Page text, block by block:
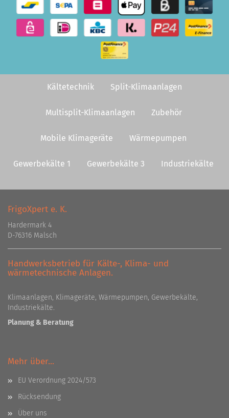
Kältetechnik Split-Klimaanlagen
Multisplit-Klimaanlagen Zubehör
Mobile Klimageräte Wärmepumpen
Gewerbekälte 1 Gewerbekälte 3 Industriekälte
FrigoXpert e. K.
Hardermark 4
D-76316 Malsch
Handwerksbetrieb für Kälte-, Klima- und
wärmetechnische Anlagen.
Klimaanlagen, Klimageräte, Wärmepumpen, Gewerbekälte,
Industriekälte.
Planung & Beratung
Mehr über...
EU Verordnung 2024/573
Rücksendung
Über uns